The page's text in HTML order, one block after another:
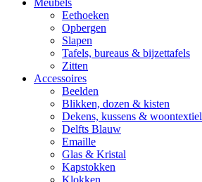
Meubels
Eethoeken
Opbergen
Slapen
Tafels, bureaus & bijzettafels
Zitten
Accessoires
Beelden
Blikken, dozen & kisten
Dekens, kussens & woontextiel
Delfts Blauw
Emaille
Glas & Kristal
Kapstokken
Klokken